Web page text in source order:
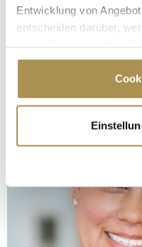
Entwicklung von
entscheiden darüber,
Cookie-Erklärung oder
Trigger Symbol ändern
Informationen
erfassen, welche
bestimmten
Erfahren Sie mehr
verarbeitet werden, und